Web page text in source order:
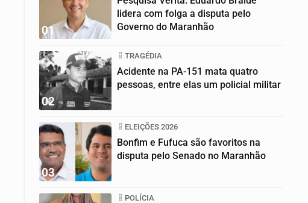
01
lidera com folga a disputa pelo
Governo do Maranhão
02
TRAGÉDIA
Acidente na PA-151 mata quatro
pessoas, entre elas um policial militar
03
ELEIÇÕES 2026
Bonfim e Fufuca são favoritos na
disputa pelo Senado no Maranhão
POLÍCIA